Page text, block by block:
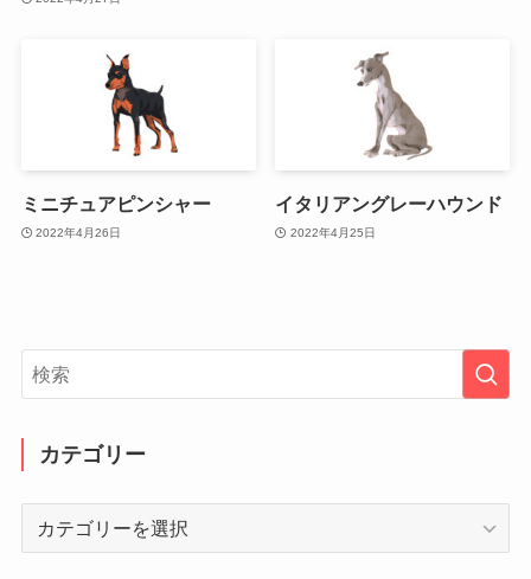
ミニチュアピンシャー
2022年4月26日
イタリアングレーハウンド
2022年4月25日
カテゴリー